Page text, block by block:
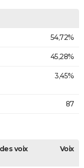
54,72%
45,28%
3,45%
87
voix Voix